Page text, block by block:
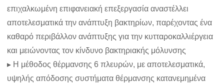
επιχαλκωμένη επιφανειακή επεξεργασία αναστέλλει
αποτελεσματικά την ανάπτυξη βακτηρίων, παρέχοντας ένα
καθαρό περιβάλλον ανάπτυξης για την κυτταροκαλλιέργεια
και μειώνοντας τον κίνδυνο βακτηριακής μόλυνσης
▸ Η μέθοδος θέρμανσης 6 πλευρών, με αποτελεσματικά,
υψηλής απόδοσης συστήματα θέρμανσης κατανεμημένα